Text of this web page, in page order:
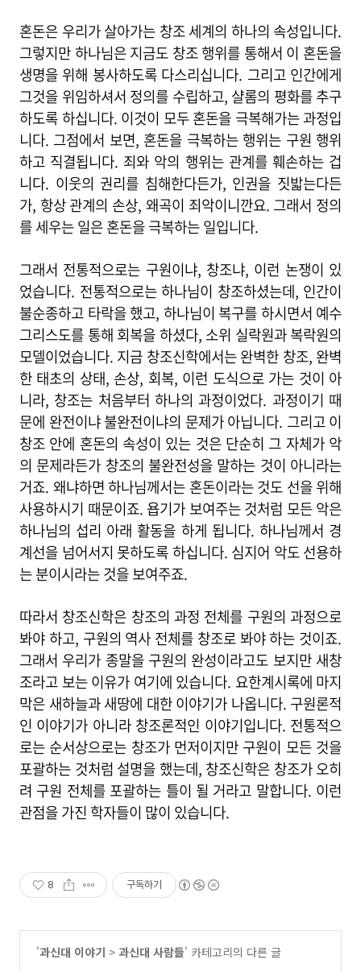
혼돈은 우리가 살아가는 창조 세계의 하나의 속성입니다.
그렇지만 하나님은 지금도 창조 행위를 통해서 이 혼돈을
생명을 위해 봉사하도록 다스리십니다. 그리고 인간에게
그것을 위임하셔서 정의를 수립하고, 샬롬의 평화를 추구
하도록 하십니다. 이것이 모두 혼돈을 극복해가는 과정입
니다. 그점에서 보면, 혼돈을 극복하는 행위는 구원 행위
하고 직결됩니다. 죄와 악의 행위는 관계를 훼손하는 겁
니다. 이웃의 권리를 침해한다든가, 인권을 짓밟는다든
가, 항상 관계의 손상, 왜곡이 죄악이니깐요. 그래서 정의
를 세우는 일은 혼돈을 극복하는 일입니다.
그래서 전통적으로는 구원이냐, 창조냐, 이런 논쟁이 있
었습니다. 전통적으로는 하나님이 창조하셨는데, 인간이
불순종하고 타락을 했고, 하나님이 복구를 하시면서 예수
그리스도를 통해 회복을 하셨다, 소위 실락원과 복락원의
모델이었습니다. 지금 창조신학에서는 완벽한 창조, 완벽
한 태초의 상태, 손상, 회복, 이런 도식으로 가는 것이 아
니라, 창조는 처음부터 하나의 과정이었다. 과정이기 때
문에 완전이냐 불완전이냐의 문제가 아닙니다. 그리고 이
창조 안에 혼돈의 속성이 있는 것은 단순히 그 자체가 악
의 문제라든가 창조의 불완전성을 말하는 것이 아니라는
거죠. 왜냐하면 하나님께서는 혼돈이라는 것도 선을 위해
사용하시기 때문이죠. 욥기가 보여주는 것처럼 모든 악은
하나님의 섭리 아래 활동을 하게 됩니다. 하나님께서 경
계선을 넘어서지 못하도록 하십니다. 심지어 악도 선용하
는 분이시라는 것을 보여주죠.
따라서 창조신학은 창조의 과정 전체를 구원의 과정으로
봐야 하고, 구원의 역사 전체를 창조로 봐야 하는 것이죠.
그래서 우리가 종말을 구원의 완성이라고도 보지만 새창
조라고 보는 이유가 여기에 있습니다. 요한계시록에 마지
막은 새하늘과 새땅에 대한 이야기가 나옵니다. 구원론적
인 이야기가 아니라 창조론적인 이야기입니다. 전통적으
로는 순서상으로는 창조가 먼저이지만 구원이 모든 것을
포괄하는 것처럼 설명을 했는데, 창조신학은 창조가 오히
려 구원 전체를 포괄하는 틀이 될 거라고 말합니다. 이런
관점을 가진 학자들이 많이 있습니다.
8 구독하기
'과신대 이야기 > 과신대 사람들' 카테고리의 다른 글